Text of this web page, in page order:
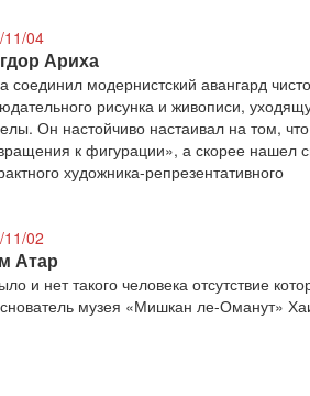
11/04
Ариха
соединил модернистский авангард
рисунка и живописи,
Он настойчиво настаивал на том,
к фигурации», а скорее нашел
художника-репрезентативного
02
Атар
и нет такого человека отсутствие
музея «Мишкан ле-Оманут»